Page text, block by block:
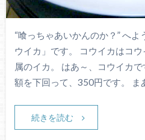
“喰っちゃあいかんのか？” へよ
ウイカ」です。 コウイカはコ
属のイカ。 はあ～、コウイカ
額を下回って、350円です。
続きを読む